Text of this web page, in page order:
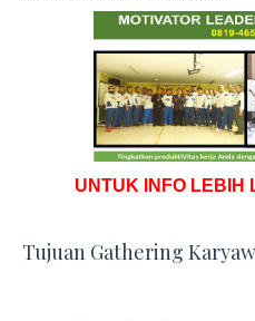
UNTUK INFO LEBIH
Tujuan Gathering